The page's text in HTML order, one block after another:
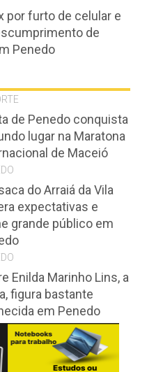
por furto de celular e
de
Penedo
de Penedo conquista
lugar na Maratona
de Maceió
do Arraiá da Vila
expectativas e
grande público em
Enilda Marinho Lins, a
figura bastante
em Penedo